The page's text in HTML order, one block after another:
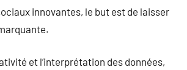
innovantes, le but est de laisser
et l’interprétation des données,